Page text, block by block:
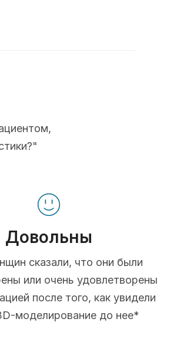
Довольны
сказали, что они были
или очень удовлетворены
после того, как увидели
моделирование до нее*